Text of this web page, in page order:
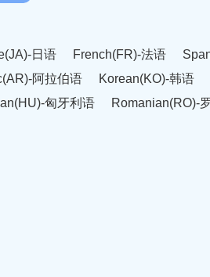
日语 French(FR)-法语
阿拉伯语 Korean(KO)-韩语
匈牙利语
Romanian(RO)-